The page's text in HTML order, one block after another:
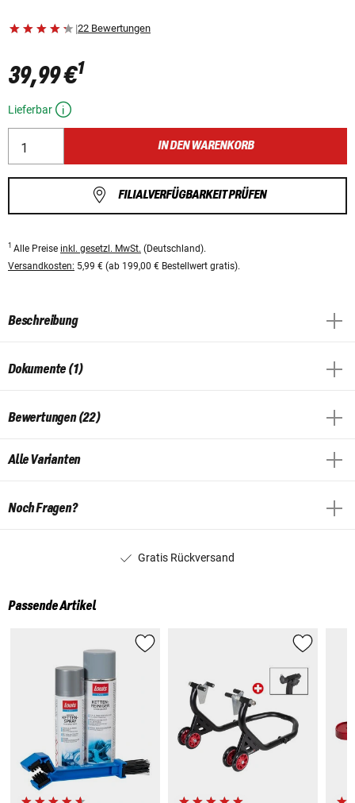
|22 Bewertungen
39,99 €1
Lieferbar
IN DEN WARENKORB
FILIALVERFÜGBARKEIT PRÜFEN
1 Alle Preise inkl. gesetzl. MwSt. (Deutschland).
Versandkosten: 5,99 € (ab 199,00 € Bestellwert gratis).
Beschreibung
Dokumente (1)
Bewertungen (22)
Alle Varianten
Noch Fragen?
Gratis Rückversand
Passende Artikel